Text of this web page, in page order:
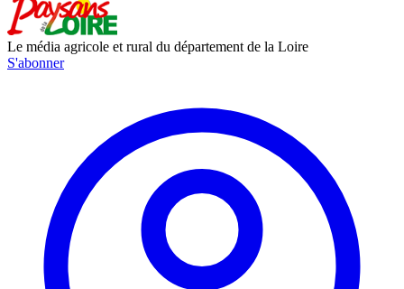
Le média agricole et rural du département de la Loire
S'abonner